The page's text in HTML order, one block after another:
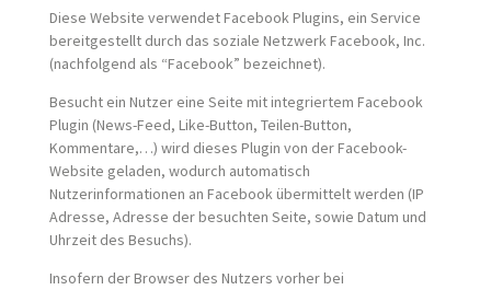
Diese Website verwendet Facebook Plugins, ein Service
bereitgestellt durch das soziale Netzwerk Facebook, Inc.
(nachfolgend als “Facebook” bezeichnet).
Besucht ein Nutzer eine Seite mit integriertem Facebook
Plugin (News-Feed, Like-Button, Teilen-Button,
Kommentare,…) wird dieses Plugin von der Facebook-
Website geladen, wodurch automatisch
Nutzerinformationen an Facebook übermittelt werden (IP
Adresse, Adresse der besuchten Seite, sowie Datum und
Uhrzeit des Besuchs).
Insofern der Browser des Nutzers vorher bei